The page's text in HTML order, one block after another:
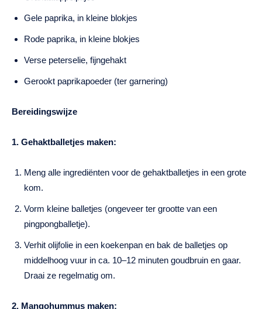
Gele paprika, in kleine blokjes
Rode paprika, in kleine blokjes
Verse peterselie, fijngehakt
Gerookt paprikapoeder (ter garnering)
Bereidingswijze
1. Gehaktballetjes maken:
Meng alle ingrediënten voor de gehaktballetjes in een grote
kom.
Vorm kleine balletjes (ongeveer ter grootte van een
pingpongballetje).
Verhit olijfolie in een koekenpan en bak de balletjes op
middelhoog vuur in ca. 10–12 minuten goudbruin en gaar.
Draai ze regelmatig om.
2. Mangohummus maken: